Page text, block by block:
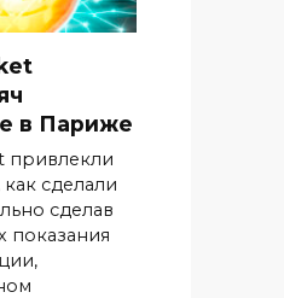
в Париже
привлекли
сделали
сделав
показания